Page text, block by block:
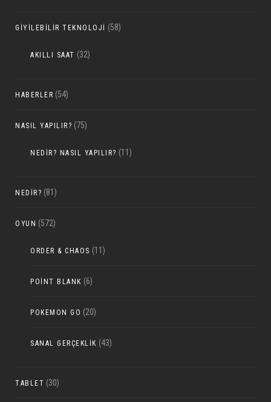
GIYILEBILIR TEKNOLOJI (58)
AKILLI SAAT (32)
HABERLER (54)
NASIL YAPILIR? (75)
NEDIR? NASIL YAPILIR? (11)
NEDIR? (81)
OYUN (572)
ORDER & CHAOS (11)
POINT BLANK (6)
POKEMON GO (20)
SANAL GERÇEKLIK (43)
TABLET (30)